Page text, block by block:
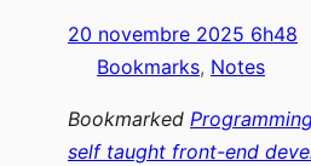
20 novembre 2025 6h48
Bookmarks, Notes
Bookmarked
self taught front-end